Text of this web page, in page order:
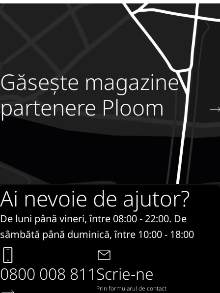
Găsește magazine
partenere Ploom
Ai nevoie de ajutor?
De luni până vineri, între 08:00 - 22:00. De
sâmbătă până duminică, între 10:00 - 18:00
0800 008 811Scrie-ne
Prin formularul de contact